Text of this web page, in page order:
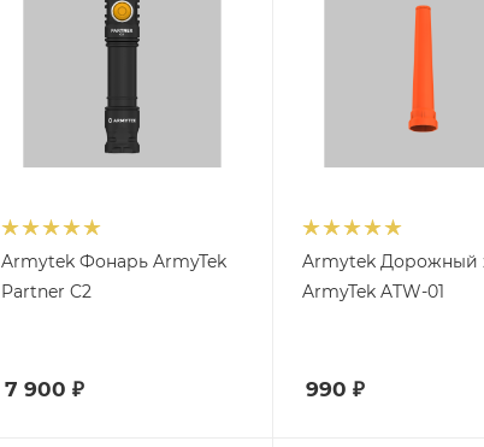
Armytek Фонарь ArmyTek
Partner C2
7 900 ₽
Armytek Дорожный
ArmyTek ATW-01
990 ₽